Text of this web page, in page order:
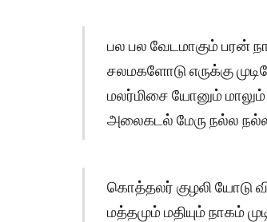
பல பல வேடமாகும் பரன்
சலமகளோடு எருக்கு
மலர்மிசை யோனும்
அலைகடல் மேரு நல்ல
கொத்தலர் குழலி யோடு
மத்தமும் மதியும் நாகம்